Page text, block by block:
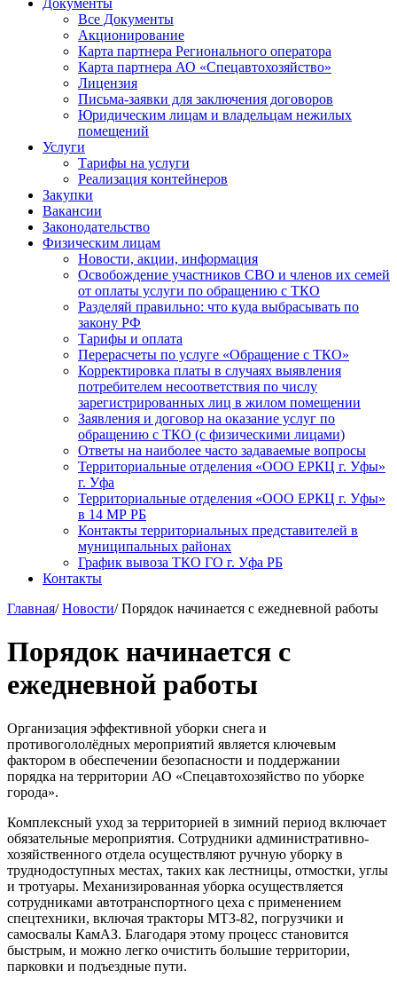
Все Документы
Акционирование
Карта партнера Регионального оператора
Карта партнера АО «Спецавтохозяйство»
Лицензия
Письма-заявки для заключения договоров
Юридическим лицам и владельцам нежилых
помещений
Услуги
Тарифы на услуги
Реализация контейнеров
Закупки
Вакансии
Законодательство
Физическим лицам
Новости, акции, информация
Освобождение участников СВО и членов их семей
от оплаты услуги по обращению с ТКО
Разделяй правильно: что куда выбрасывать по
закону РФ
Тарифы и оплата
Перерасчеты по услуге «Обращение с ТКО»
Корректировка платы в случаях выявления
потребителем несоответствия по числу
зарегистрированных лиц в жилом помещении
Заявления и договор на оказание услуг по
обращению с ТКО (с физическими лицами)
Ответы на наиболее часто задаваемые вопросы
Территориальные отделения «ООО ЕРКЦ г. Уфы»
г. Уфа
Территориальные отделения «ООО ЕРКЦ г. Уфы»
в 14 МР РБ
Контакты территориальных представителей в
муниципальных районах
График вывоза ТКО ГО г. Уфа РБ
Контакты
Главная/ Новости/ Порядок начинается с ежедневной работы
Порядок начинается с
ежедневной работы
Организация эффективной уборки снега и
противогололёдных мероприятий является ключевым
фактором в обеспечении безопасности и поддержании
порядка на территории АО «Спецавтохозяйство по уборке
города».
Комплексный уход за территорией в зимний период включает
обязательные мероприятия. Сотрудники административно-
хозяйственного отдела осуществляют ручную уборку в
труднодоступных местах, таких как лестницы, отмостки, углы
и тротуары. Механизированная уборка осуществляется
сотрудниками автотранспортного цеха с применением
спецтехники, включая тракторы МТЗ-82, погрузчики и
самосвалы КамАЗ. Благодаря этому процесс становится
быстрым, и можно легко очистить большие территории,
парковки и подъездные пути.